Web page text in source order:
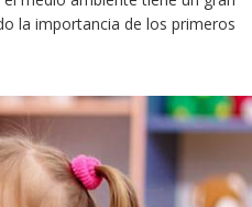
la importancia de los primeros